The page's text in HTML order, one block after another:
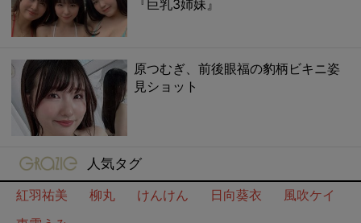
『巨乳3姉妹』
原つむぎ、前後眼福の豹柄ビキニ姿
見ショット
gravure-grazie
人気タグ
紅羽祐美
柳丸 けんけん 日向葵衣
風吹ケイ